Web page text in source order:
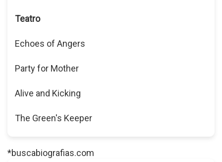
Teatro
Echoes of Angers
Party for Mother
Alive and Kicking
The Green's Keeper
*buscabiografias.com